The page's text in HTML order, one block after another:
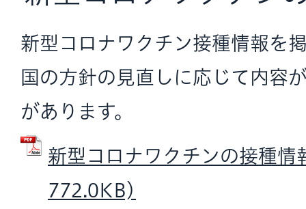
新型コロナワクチン接種情報を
国の方針の見直しに応じて内容
があります。
新型コロナワクチンの接種情
772.0KB)